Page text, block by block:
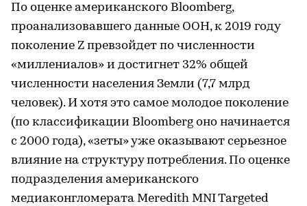
По оценке американского Bloomberg,
проанализовавшего данные ООН, к 2019 году
поколение Z превзойдет по численности
«миллениалов» и достигнет 32% общей
численности населения Земли (7,7 млрд
человек). И хотя это самое молодое поколение
(по классификации Bloomberg оно начинается
с 2000 года), «зеты» уже оказывают серьезное
влияние на структуру потребления. По оценке
подразделения американского
медиаконгломерата Meredith MNI Targeted